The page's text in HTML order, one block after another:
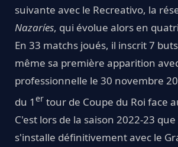
suivante avec le Recreativo, la
Nazaríes, qui évolue alors en
En 33 matchs joués, il inscrit 7
même sa première apparition
professionnelle le 30 novembre
du 1 er tour de Coupe du Roi face
C'est lors de la saison 2022-23
s'installe définitivement avec le